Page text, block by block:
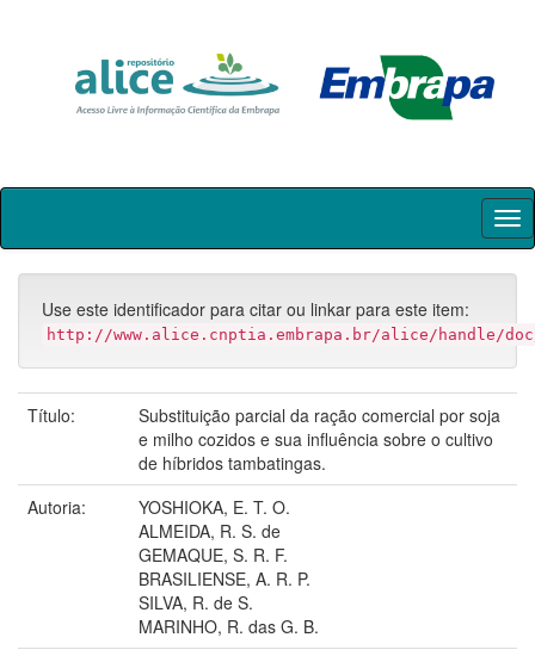
Skip
Use este identificador para citar ou linkar para este item:
http://www.alice.cnptia.embrapa.br/alice/handle/doc/
Título:
Substituição parcial da ração comercial por soja
e milho cozidos e sua influência sobre o cultivo
de híbridos tambatingas.
Autoria:
YOSHIOKA, E. T. O.
ALMEIDA, R. S. de
GEMAQUE, S. R. F.
BRASILIENSE, A. R. P.
SILVA, R. de S.
MARINHO, R. das G. B.